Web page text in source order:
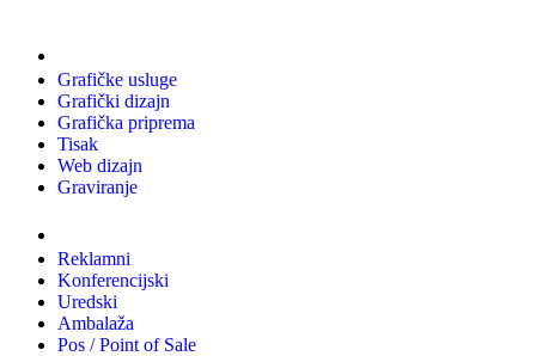
Grafičke usluge
Grafički dizajn
Grafička priprema
Tisak
Web dizajn
Graviranje
Reklamni
Konferencijski
Uredski
Ambalaža
Pos / Point of Sale